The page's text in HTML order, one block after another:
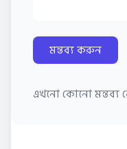
মন্তব্য করুন
এখনো কোনো মন্তব্য